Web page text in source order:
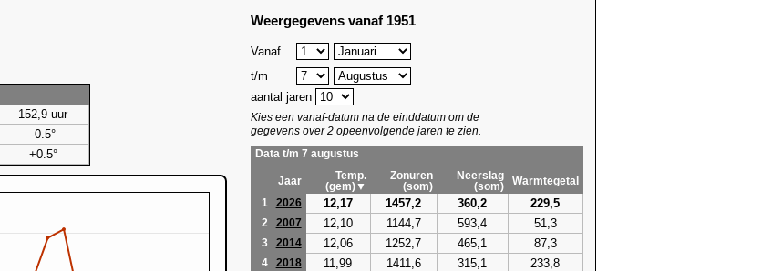
152,9 uur
-0.5°
+0.5°
Weergegevens vanaf 1951
Vanaf
t/m
aantal jaren
Kies een vanaf-datum na de einddatum om de
gegevens over 2 opeenvolgende jaren te zien.
Data t/m 7 augustus
Jaar
Temp.
(gem)▼
Zonuren
(som)
Neerslag
(som)
Warmtegetal
1
2026 12,17 1457,2 360,2 229,5
2 2007 12,10 1144,7 593,4 51,3
3 2014 12,06 1252,7 465,1 87,3
4 2018 11,99 1411,6 315,1 233,8